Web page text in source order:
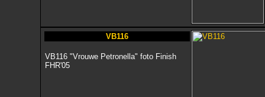
VB116
VB116 "Vrouwe Petronella" foto Finish
FHR'05